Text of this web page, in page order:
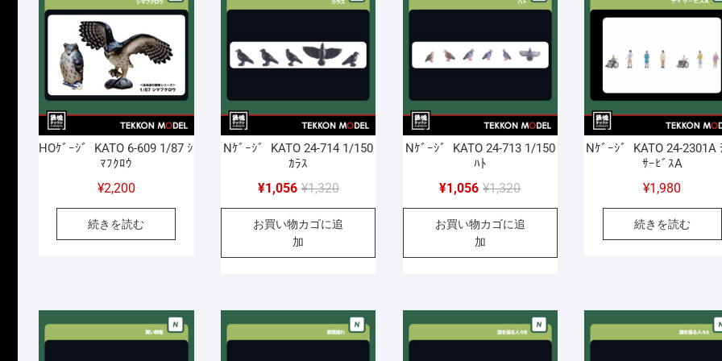
た。
す。
HOｹﾞｰｼﾞ KATO 6-609 1/87 ｼ
ﾏﾌｸﾛｳ
¥2,200
続きを読む
Nｹﾞｰｼﾞ KATO 24-714 1/150
ｶﾗｽ
¥1,320元
の
価
し
た。
¥1,056
現
在
の
で
す。
お買い物カゴに追
加
Nｹﾞｰｼﾞ KATO 24-713 1/150
ﾊﾄ
¥1,320元
の
価
し
た。
¥1,056
現
在
の
で
す。
お買い物カゴに追
加
Nｹﾞｰｼﾞ KATO 24-2301A
ｻｰﾋﾞｽA
¥1,980
続きを読む